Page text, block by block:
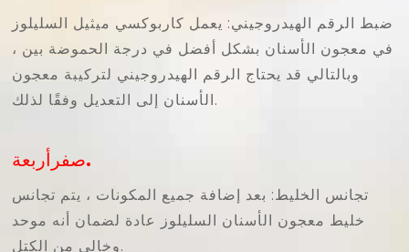
ضبط الرقم الهيدروجيني: يعمل كاربوكسي ميثيل السليلوز
في معجون الأسنان بشكل أفضل في درجة الحموضة بين ،
وبالتالي قد يحتاج الرقم الهيدروجيني لتركيبة معجون
الأسنان إلى التعديل وفقًا لذلك.
صفرأربعة.
تجانس الخليط: بعد إضافة جميع المكونات ، يتم تجانس
خليط معجون الأسنان السليلوز عادة لضمان أنه موحد
وخالي من الكتل.